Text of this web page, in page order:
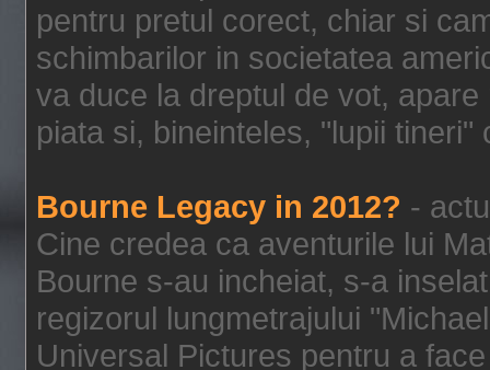
pentru pretul corect, chiar si
schimbarilor in societatea
va duce la dreptul de vot,
piata si, bineinteles, "lupii
Bourne Legacy in 2012? -
Cine credea ca aventurile lui
Bourne s-au incheiat, s-a
regizorul lungmetrajului
Universal Pictures pentru a